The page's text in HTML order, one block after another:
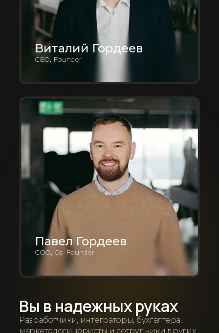
Вы в надежных руках
Разработчики, интеграторы, бухгалтера,
маркетологи, юристы и сотрудники других
Павел Гордеев
COO, Co-Founder
Виталий Гордеев
CEO, Founder